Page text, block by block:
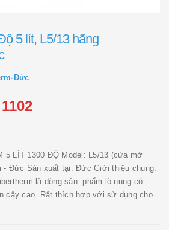
5 lít, L5/13 hãng
Đức
5 LÍT 1300 ĐỘ Model: L5/13 (cửa mở
- Đức Sản xuất tại: Đức Giới thiệu chung:
là dòng sản phẩm lò nung có
cậy cao. Rất thích hợp với sử dụng cho